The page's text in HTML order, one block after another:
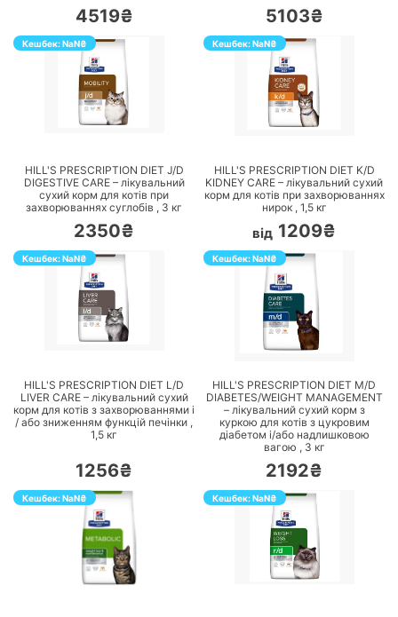
4519₴ 5103₴
Кешбек:NaN₴
HILL'S PRESCRIPTION DIET J/D
DIGESTIVE CARE – лікувальний
сухий корм для котів при
захворюваннях суглобів , 3 кг
2350₴
Кешбек:NaN₴
HILL'S PRESCRIPTION DIET K/D
KIDNEY CARE – лікувальний сухий
корм для котів при захворюваннях
нирок , 1,5кг
від 1209₴
Кешбек:NaN₴
HILL'S PRESCRIPTION DIET L/D
LIVER CARE – лікувальний сухий
корм для котів з захворюваннями і
/ або зниженням функцій печінки ,
1,5 кг
1256₴
Кешбек:NaN₴
ПЕРЕЙТИ
HILL'S PRESCRIPTION DIET M/D
DIABETES/WEIGHT MANAGEMENT
– лікувальний сухий корм з
куркою для котів з цукровим
діабетом і/або надлишковою
вагою , 3 кг
2192₴
Кешбек:NaN₴
ПЕРЕЙТИ
Кешбек:NaN₴